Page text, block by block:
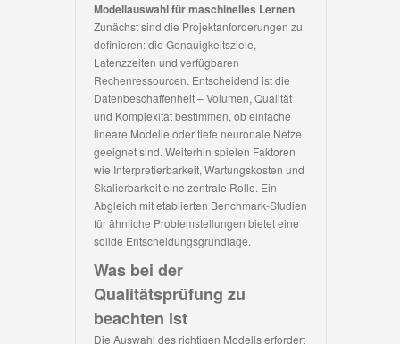
Modellauswahl für maschinelles Lernen.
Zunächst sind die Projektanforderungen zu
definieren: die Genauigkeitsziele,
Latenzzeiten und verfügbaren
Rechenressourcen. Entscheidend ist die
Datenbeschaffenheit – Volumen, Qualität
und Komplexität bestimmen, ob einfache
lineare Modelle oder tiefe neuronale Netze
geeignet sind. Weiterhin spielen Faktoren
wie Interpretierbarkeit, Wartungskosten und
Skalierbarkeit eine zentrale Rolle. Ein
Abgleich mit etablierten Benchmark-Studien
für ähnliche Problemstellungen bietet eine
solide Entscheidungsgrundlage.
Was bei der
Qualitätsprüfung zu
beachten ist
Die Auswahl des richtigen Modells erfordert